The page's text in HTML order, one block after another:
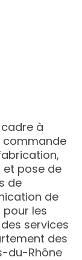
à
commande
et pose de
de
de
les
services
des
du-Rhône